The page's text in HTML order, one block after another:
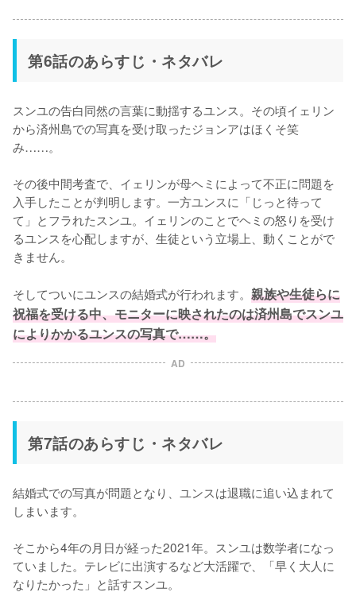
第6話のあらすじ・ネタバレ
スンユの告白同然の言葉に動揺するユンス。その頃イェリン
から済州島での写真を受け取ったジョンアはほくそ笑
み……。
その後中間考査で、イェリンが母ヘミによって不正に問題を
入手したことが判明します。一方ユンスに「じっと待って
て」とフラれたスンユ。イェリンのことでヘミの怒りを受け
るユンスを心配しますが、生徒という立場上、動くことがで
きません。
そしてついにユンスの結婚式が行われます。 親族や生徒らに
祝福を受ける中、モニターに映されたのは済州島でスンユ
によりかかるユンスの写真で……。
AD
第7話のあらすじ・ネタバレ
結婚式での写真が問題となり、ユンスは退職に追い込まれて
しまいます。
そこから4年の月日が経った2021年。スンユは数学者になっ
ていました。テレビに出演するなど大活躍で、「早く大人に
なりたかった」と話すスンユ。